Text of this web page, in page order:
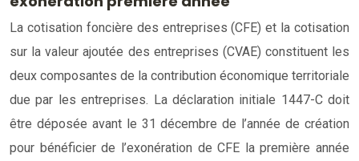
La cotisation foncière des entreprises (CFE) et la cotisation
sur la valeur ajoutée des entreprises (CVAE) constituent les
deux composantes de la contribution économique territoriale
due par les entreprises. La déclaration initiale 1447-C doit
être déposée avant le 31 décembre de l’année de création
pour bénéficier de l’exonération de CFE la première année